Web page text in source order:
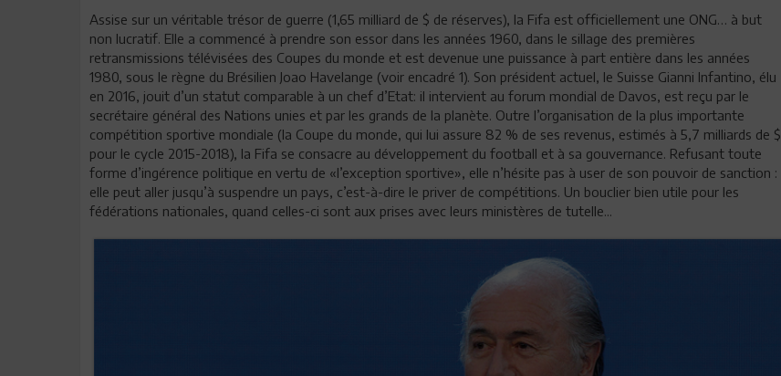
Assise sur un véritable trésor de guerre (1,65 milliard de $ de réserves), la Fifa est officiellement une ONG… à but
non lucratif. Elle a commencé à prendre son essor dans les années 1960, dans le sillage des premières
retransmissions télévisées des Coupes du monde et est devenue une puissance à part entière dans les années
1980, sous le règne du Brésilien Joao Havelange (voir encadré 1). Son président actuel, le Suisse Gianni Infantino, élu
en 2016, jouit d’un statut comparable à un chef d’Etat: il intervient au forum mondial de Davos, est reçu par le
secrétaire général des Nations unies et par les grands de la planète. Outre l’organisation de la plus importante
compétition sportive mondiale (la Coupe du monde, qui lui assure 82 % de ses revenus, estimés à 5,7 milliards de $
pour le cycle 2015-2018), la Fifa se consacre au développement du football et à sa gouvernance. Refusant toute
forme d’ingérence politique en vertu de «l’exception sportive», elle n’hésite pas à user de son pouvoir de sanction :
elle peut aller jusqu’à suspendre un pays, c’est-à-dire le priver de compétitions. Un bouclier bien utile pour les
fédérations nationales, quand celles-ci sont aux prises avec leurs ministères de tutelle...